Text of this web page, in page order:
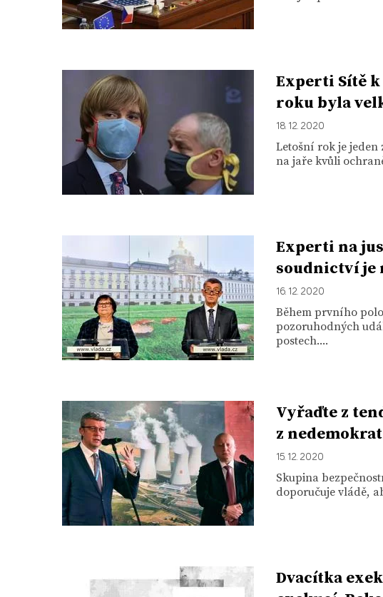
Experti Sítě
roku byla
18. 12. 2020
Letošní rok je
na jaře kvůli
Experti na
soudnictví je
16. 12. 2020
Během prvního
pozoruhodných
postech....
Vyřaďte z
z
15. 12. 2020
Skupina
doporučuje vládě,
Dvacítka